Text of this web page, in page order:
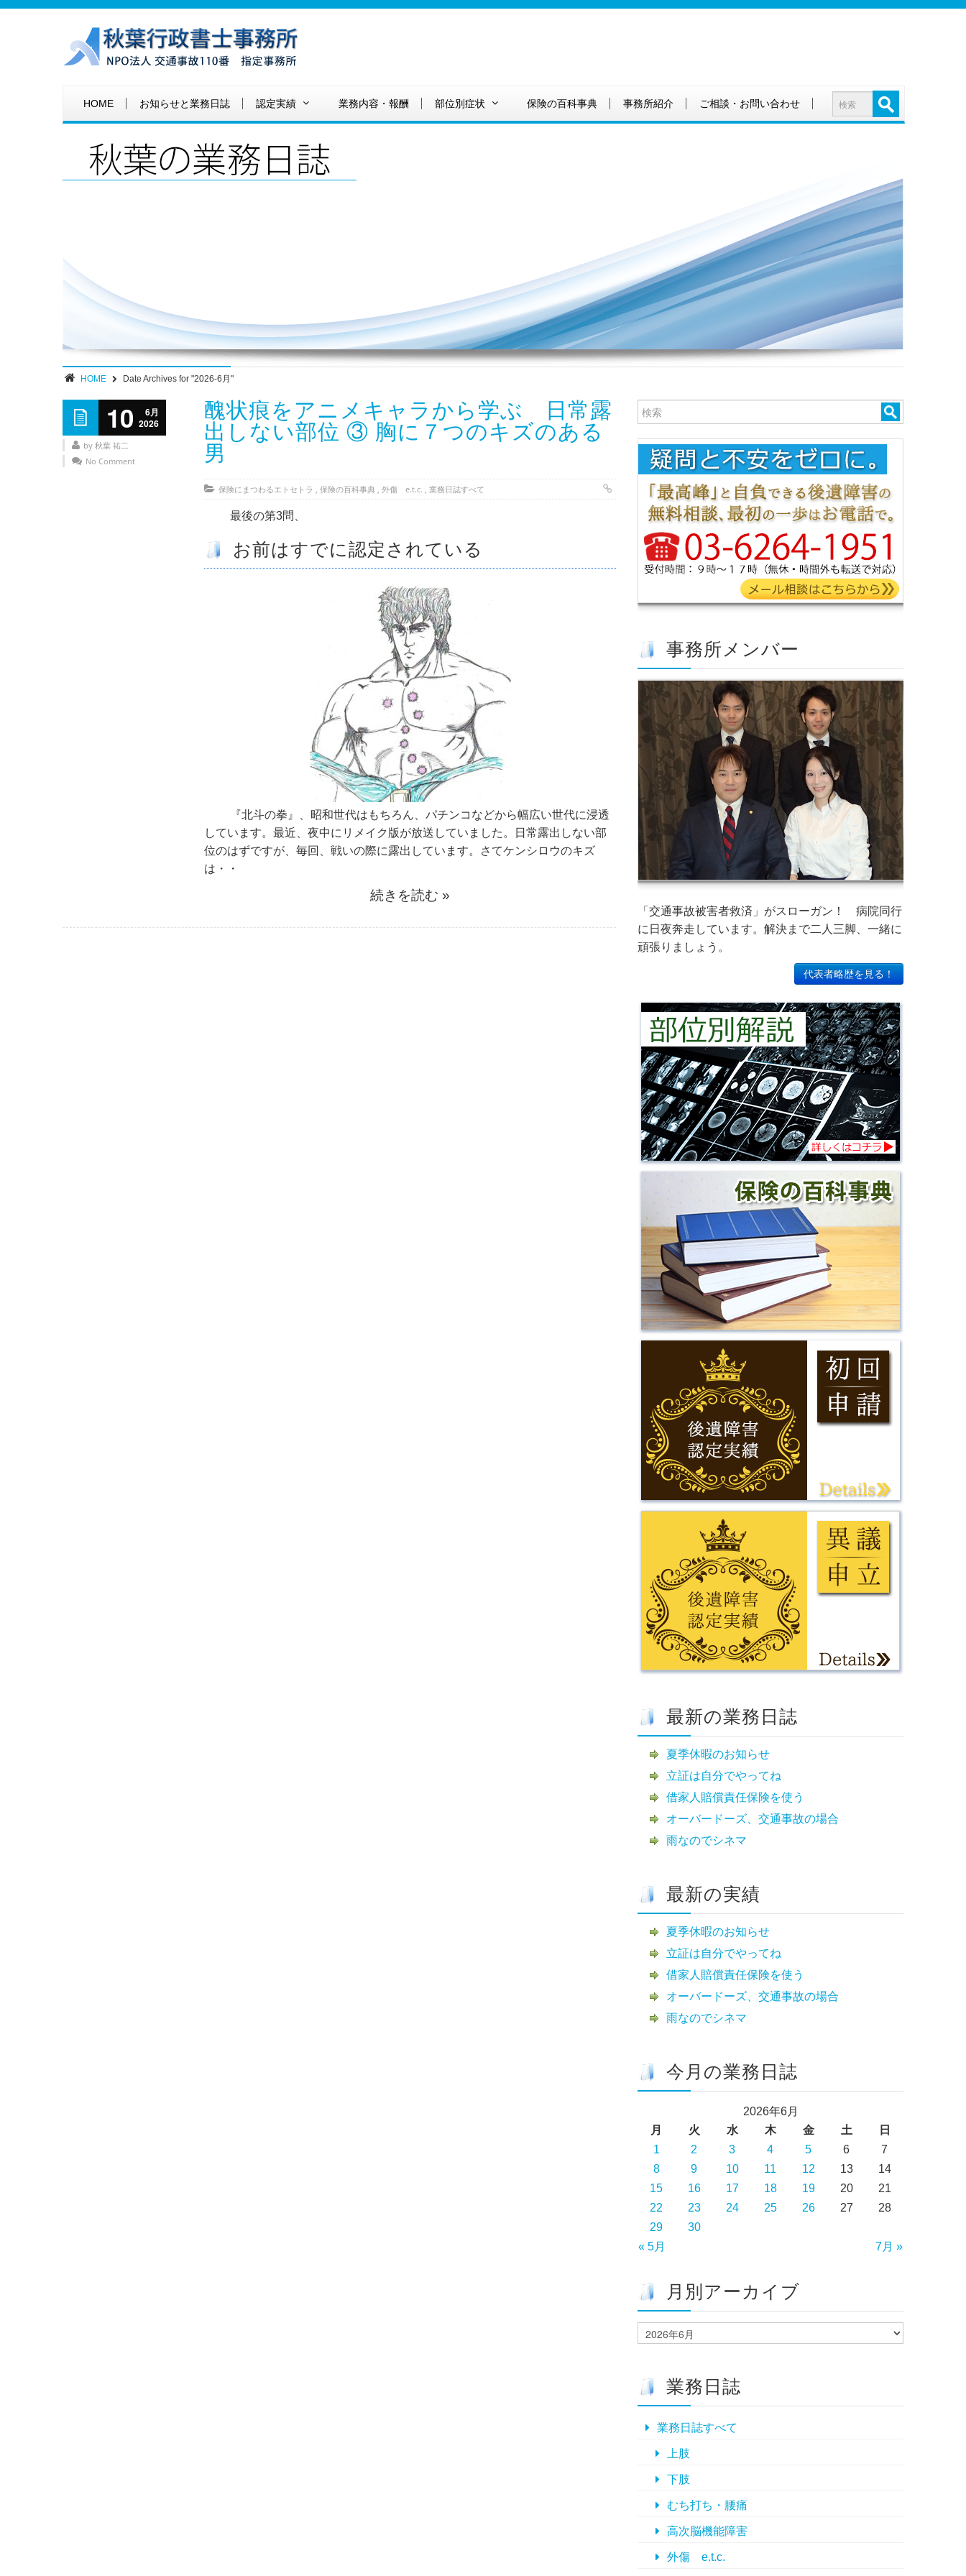
HOME お知らせと業務日誌 認定実績 業務内容・報酬 部位別症状 保険の百科事典 事務所紹介 ご相談・お問い合わせ
HOME Date Archives for "2026-6月"
10
6月
2026
by 秋葉 祐二
No Comment
醜状痕をアニメキャラから学ぶ 日常露
出しない部位 ③ 胸に７つのキズのある
男
保険にまつわるエトセトラ ,保険の百科事典 ,外傷 e.t.c. ,業務日誌すべて
最後の第3問、
お前はすでに認定されている
『北斗の拳』、昭和世代はもちろん、パチンコなどから幅広い世代に浸透
しています。最近、夜中にリメイク版が放送していました。日常露出しない部
位のはずですが、毎回、戦いの際に露出しています。さてケンシロウのキズ
は・・
続きを読む »
事務所メンバー
「交通事故被害者救済」がスローガン！ 病院同行
に日夜奔走しています。解決まで二人三脚、一緒に
頑張りましょう。
代表者略歴を見る！
最新の業務日誌
夏季休暇のお知らせ
立証は自分でやってね
借家人賠償責任保険を使う
オーバードーズ、交通事故の場合
雨なのでシネマ
最新の実績
夏季休暇のお知らせ
立証は自分でやってね
借家人賠償責任保険を使う
オーバードーズ、交通事故の場合
雨なのでシネマ
今月の業務日誌
2026年6月
月
火 水 木 金 土 日
« 5月 7月 »
1 2 3 4 5 6
7
8
9 10 11 12 13
14
15
16 17 18 19 20
21
22
23 24 25 26 27
28
29
30
月別アーカイブ
月
別
カ
業務日誌
業務日誌すべて
上肢
下肢
むち打ち・腰痛
高次脳機能障害
外傷 e.t.c.